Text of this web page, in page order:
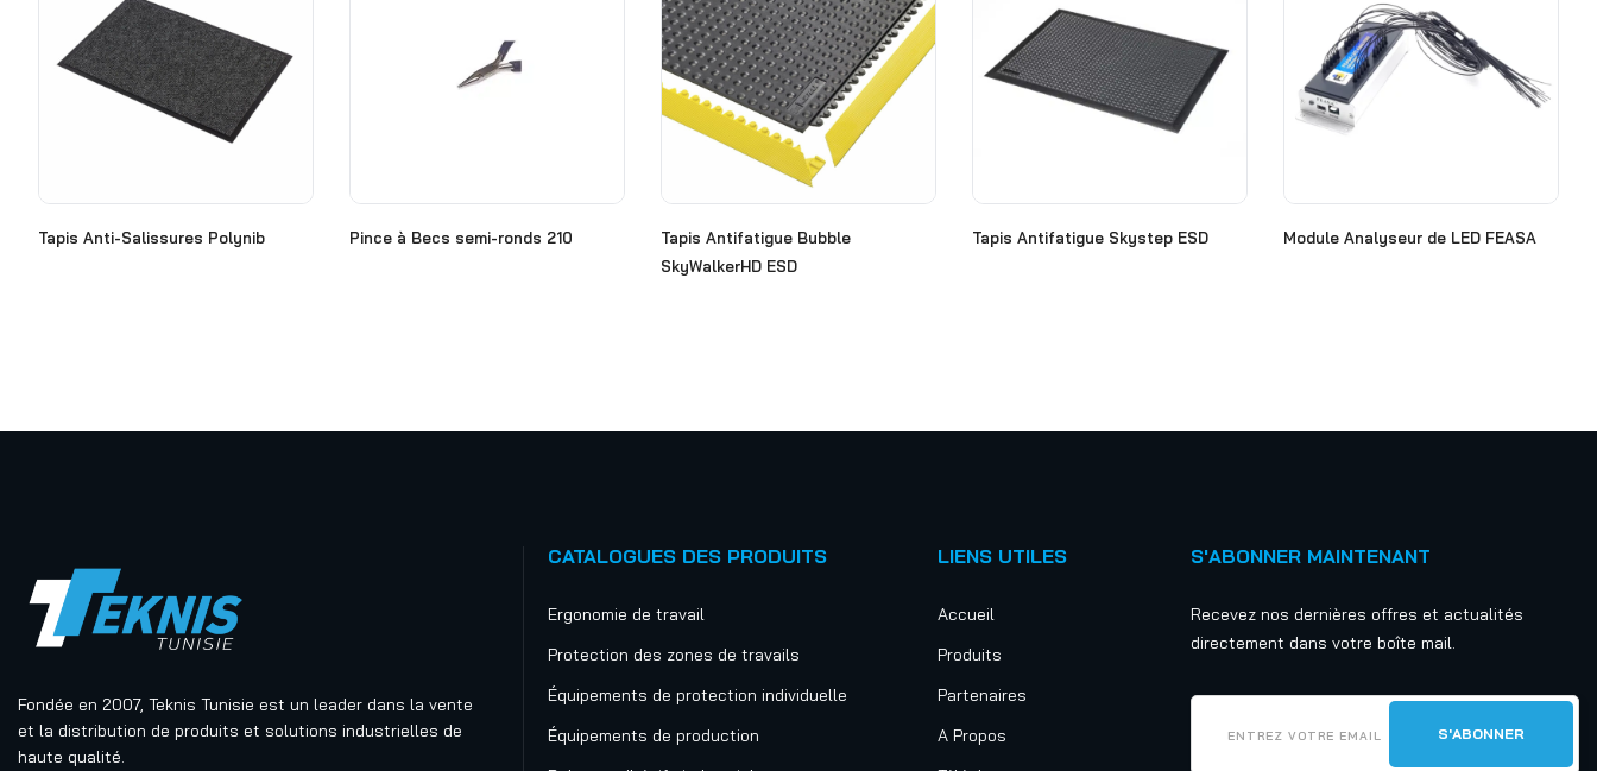
Tapis Anti-Salissures Polynib Pince à Becs semi-ronds 210
Tapis Antifatigue Bubble
SkyWalkerHD ESD
Tapis Antifatigue Skystep ESD Module Analyseur de LED FEASA
Fondée en 2007, Teknis Tunisie est un leader dans la vente
et la distribution de produits et solutions industrielles de
haute qualité.
CATALOGUES DES PRODUITS
Ergonomie de travail
Protection des zones de travails
Équipements de protection individuelle
Équipements de production
LIENS UTILES
Accueil
Produits
Partenaires
A Propos
S'ABONNER MAINTENANT
Recevez nos dernières offres et actualités
directement dans votre boîte mail.